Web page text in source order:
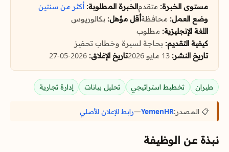
مستوى الخبرة: متقدمالخبرة المطلوبة: أكثر من سنتين
وضع العمل: محافظةأقل مؤهل: بكالوريوس
اللغة الإنجليزية: مطلوب
كيفية التقديم: بحاجة لسيرة وخطاب تحفيز
تاريخ النشر:
تاريخ الإغلاق:
طيران تخطيط استراتيجي تحليل بيانات إدارة تجارية
📋 المصدر:YemenHR
—رابط الإعلان الأصلي
نبذة عن الوظيفة